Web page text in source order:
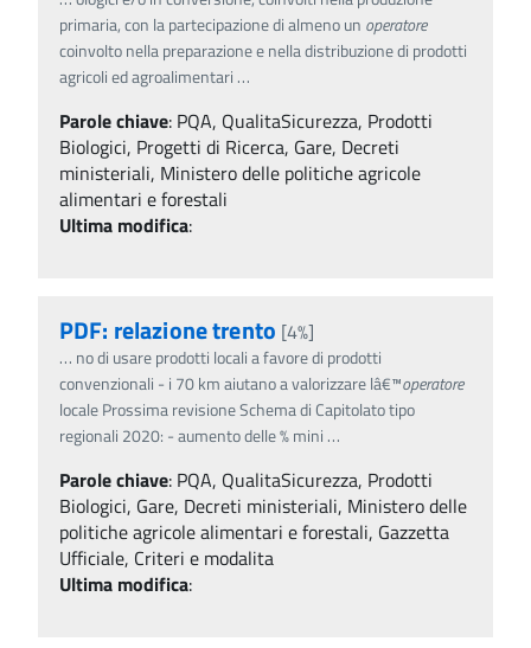
primaria, con la partecipazione di almeno un operatore
coinvolto nella preparazione e nella distribuzione di prodotti
agricoli ed agroalimentari …
Parole chiave: PQA, QualitaSicurezza, Prodotti
Biologici, Progetti di Ricerca, Gare, Decreti
ministeriali, Ministero delle politiche agricole
alimentari e forestali
Ultima modifica:
PDF: relazione trento [4%]
… no di usare prodotti locali a favore di prodotti
convenzionali - i 70 km aiutano a valorizzare lâ€™operatore
locale Prossima revisione Schema di Capitolato tipo
regionali 2020: - aumento delle % mini …
Parole chiave: PQA, QualitaSicurezza, Prodotti
Biologici, Gare, Decreti ministeriali, Ministero delle
politiche agricole alimentari e forestali, Gazzetta
Ufficiale, Criteri e modalita
Ultima modifica: